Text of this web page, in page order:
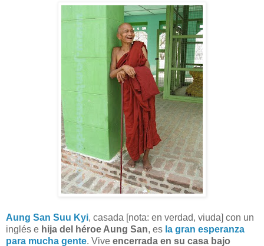
Aung San Suu Kyi, casada [nota: en verdad, viuda] con un
inglés e hija del héroe Aung San, es la gran esperanza
para mucha gente. Vive encerrada en su casa bajo